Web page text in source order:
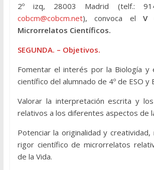
2º izq, 28003 Madrid (telf.:
cobcm@cobcm.net), convoca elV
Microrrelatos Científicos.
SEGUNDA. – Objetivos.
Fomentar el interés por la Biología y
científico del alumnado de 4º de ESO y
Valorar la interpretación escrita y
relativos a los diferentes aspectos de
Potenciar la originalidad y creatividad,
rigor científico de microrrelatos
de la Vida.